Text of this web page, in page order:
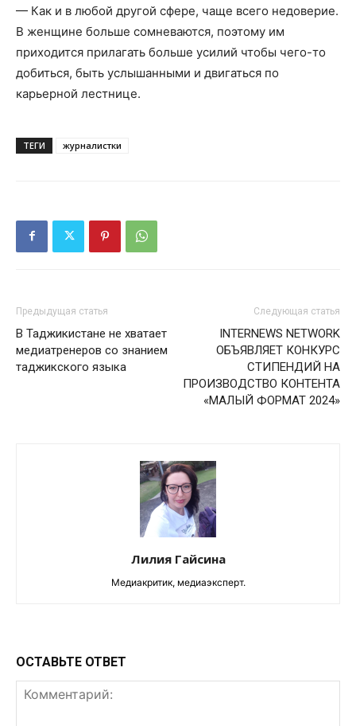
— Как и в любой другой сфере, чаще всего недоверие.
В женщине больше сомневаются, поэтому им
приходится прилагать больше усилий чтобы чего-то
добиться, быть услышанными и двигаться по
карьерной лестнице.
ТЕГИ журналистки
Предыдущая статья
В Таджикистане не хватает
медиатренеров со знанием
таджикского языка
Следующая статья
INTERNEWS NETWORK
ОБЪЯВЛЯЕТ КОНКУРС
СТИПЕНДИЙ НА
ПРОИЗВОДСТВО КОНТЕНТА
«МАЛЫЙ ФОРМАТ 2024»
Лилия Гайсина
Медиакритик, медиаэксперт.
ОСТАВЬТЕ ОТВЕТ